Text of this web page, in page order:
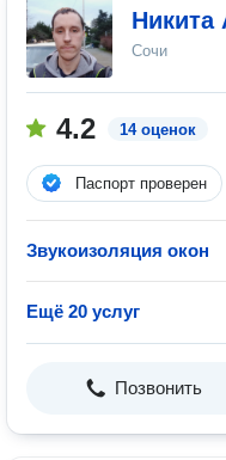
Никита
Сочи
4.2 14 оценок
Паспорт проверен
Звукоизоляция окон
Ещё 20 услуг
Позвонить